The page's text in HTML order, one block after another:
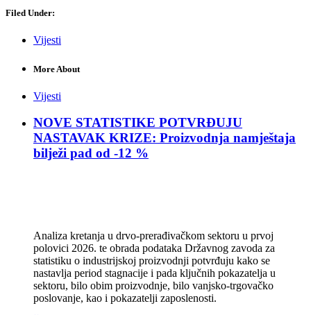
Filed Under:
Vijesti
More About
Vijesti
NOVE STATISTIKE POTVRĐUJU
NASTAVAK KRIZE: Proizvodnja namještaja
bilježi pad od -12 %
Analiza kretanja u drvo-prerađivačkom sektoru u prvoj
polovici 2026. te obrada podataka Državnog zavoda za
statistiku o industrijskoj proizvodnji potvrđuju kako se
nastavlja period stagnacije i pada ključnih pokazatelja u
sektoru, bilo obim proizvodnje, bilo vanjsko-trgovačko
poslovanje, kao i pokazatelji zaposlenosti.